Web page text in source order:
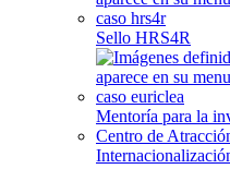
Sello HRS4R
Mentoría para la
Centro de